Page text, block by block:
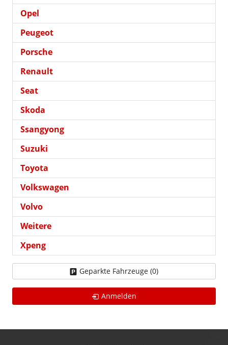
Opel
Peugeot
Porsche
Renault
Seat
Skoda
Ssangyong
Suzuki
Toyota
Volkswagen
Volvo
Weitere
Xpeng
Geparkte Fahrzeuge (0)
Anmelden